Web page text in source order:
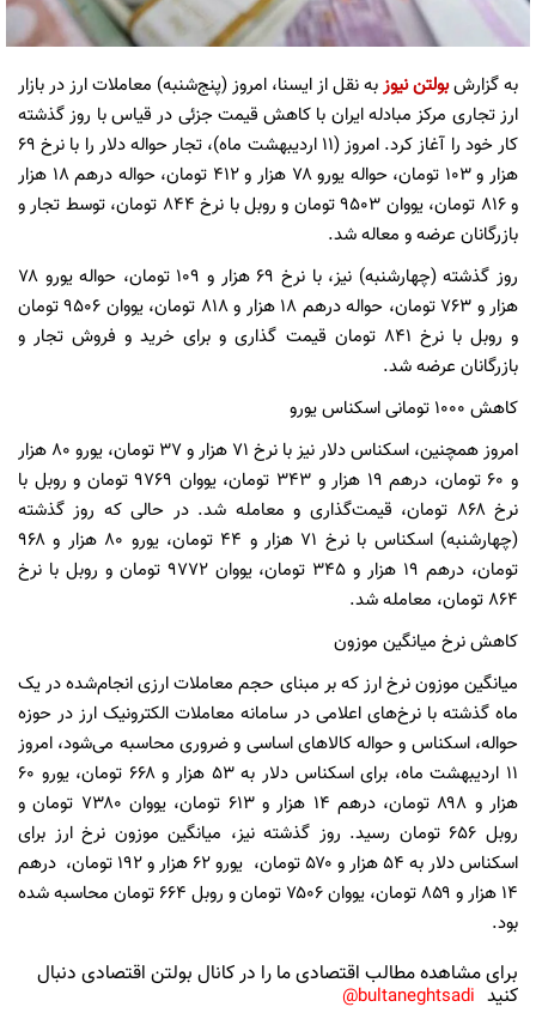
به گزارشبولتن نیوزبه نقل از ایسنا، امروز (پنج‌شنبه) معاملات ارز در بازار
ارز تجاری مرکز مبادله ایران با کاهش قیمت جزئی در قیاس با روز گذشته
کار خود را آغاز کرد. امروز (۱۱ اردیبهشت ماه)، تجار حواله دلار را با نرخ ۶۹
هزار و ۱۰۳ تومان، حواله یورو ۷۸ هزار و ۴۱۲ تومان، حواله درهم ۱۸ هزار
و ۸۱۶ تومان، یووان ۹۵۰۳ تومان و روبل با نرخ ۸۴۴ تومان، توسط تجار و
بازرگانان عرضه و معاله شد.
روز گذشته (چهارشنبه) نیز، با نرخ ۶۹ هزار و ۱۰۹ تومان، حواله یورو ۷۸
هزار و ۷۶۳ تومان، حواله درهم ۱۸ هزار و ۸۱۸ تومان، یووان ۹۵۰۶ تومان
و روبل با نرخ ۸۴۱ تومان قیمت گذاری و برای خرید و فروش تجار و
بازرگانان عرضه شد.
کاهش ۱۰۰۰ تومانی اسکناس یورو
امروز همچنین، اسکناس دلار نیز با نرخ ۷۱ هزار و ۳۷ تومان، یورو ۸۰ هزار
و ۶۰ تومان، درهم ۱۹ هزار و ۳۴۳ تومان، یووان ۹۷۶۹ تومان و روبل با
نرخ ۸۶۸ تومان، قیمت‌گذاری و معامله شد. در حالی که روز گذشته
(چهارشنبه) اسکناس با نرخ ۷۱ هزار و ۴۴ تومان، یورو ۸۰ هزار و ۹۶۸
تومان، درهم ۱۹ هزار و ۳۴۵ تومان، یووان ۹۷۷۲ تومان و روبل با نرخ
۸۶۴ تومان، معامله شد.
کاهش نرخ میانگین موزون
میانگین موزون نرخ ارز که بر مبنای حجم معاملات ارزی انجام‌شده در یک
ماه گذشته با نرخ‌های اعلامی در سامانه معاملات الکترونیک ارز در حوزه
حواله، اسکناس و حواله کالاهای اساسی و ضروری محاسبه می‌شود، امروز
۱۱ اردیبهشت ماه، برای اسکناس دلار به ۵۳ هزار و ۶۶۸ تومان، یورو ۶۰
هزار و ۸۹۸ تومان، درهم ۱۴ هزار و ۶۱۳ تومان، یووان ۷۳۸۰ تومان و
روبل ۶۵۶ تومان رسید. روز گذشته نیز، میانگین موزون نرخ ارز برای
اسکناس دلار به ۵۴ هزار و ۵۷۰ تومان، یورو ۶۲ هزار و ۱۹۲ تومان، درهم
۱۴ هزار و ۸۵۹ تومان، یووان ۷۵۰۶ تومان و روبل ۶۶۴ تومان محاسبه شده
بود.
برای مشاهده مطالب اقتصادی ما را در کانال بولتن اقتصادی دنبال
کنید bultaneghtsadi@